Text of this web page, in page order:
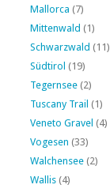
Mallorca (7)
Mittenwald (1)
Schwarzwald (11)
Südtirol (19)
Tegernsee (2)
Tuscany Trail (1)
Veneto Gravel (4)
Vogesen (33)
Walchensee (2)
Wallis (4)